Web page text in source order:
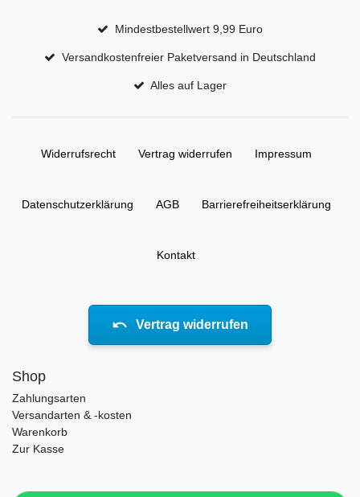
Mindestbestellwert 9,99 Euro
Versandkostenfreier Paketversand in Deutschland
Alles auf Lager
Widerrufs­recht Vertrag widerrufen Impressum
Daten­schutz­erklärung AGB Barrierefreiheitserklärung
Kontakt
Vertrag widerrufen
Shop
Zahlungsarten
Versandarten & -kosten
Warenkorb
Zur Kasse